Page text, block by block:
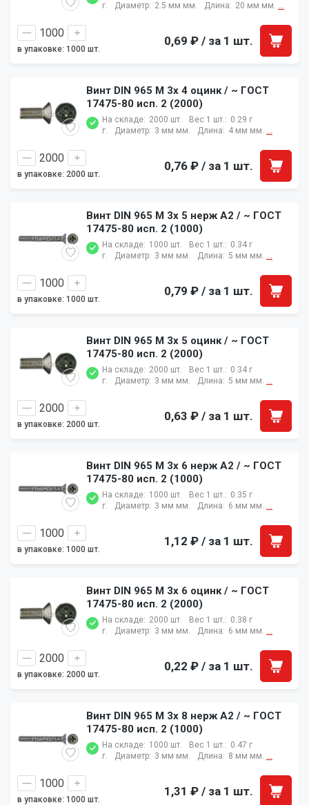
г.
Диаметр: 2.5 мм мм. Длина: 20 мм мм. ...
в упаковке: 1000 шт.
0,69 ₽ / за 1 шт.
Винт DIN 965 M 3x 4 оцинк / ~ ГОСТ
17475-80 исп. 2 (2000)
На складе: 2000 шт. Вес 1 шт.: 0.29 г
г.
Диаметр: 3 мм мм. Длина: 4 мм мм. ...
в упаковке: 2000 шт.
0,76 ₽ / за 1 шт.
Винт DIN 965 M 3x 5 нерж A2 / ~ ГОСТ
17475-80 исп. 2 (1000)
На складе: 1000 шт. Вес 1 шт.: 0.34 г
г.
Диаметр: 3 мм мм. Длина: 5 мм мм. ...
в упаковке: 1000 шт.
0,79 ₽ / за 1 шт.
Винт DIN 965 M 3x 5 оцинк / ~ ГОСТ
17475-80 исп. 2 (2000)
На складе: 2000 шт. Вес 1 шт.: 0.34 г
г.
Диаметр: 3 мм мм. Длина: 5 мм мм. ...
в упаковке: 2000 шт.
0,63 ₽ / за 1 шт.
Винт DIN 965 M 3x 6 нерж A2 / ~ ГОСТ
17475-80 исп. 2 (1000)
На складе: 1000 шт. Вес 1 шт.: 0.35 г
г.
Диаметр: 3 мм мм. Длина: 6 мм мм. ...
в упаковке: 1000 шт.
1,12 ₽ / за 1 шт.
Винт DIN 965 M 3x 6 оцинк / ~ ГОСТ
17475-80 исп. 2 (2000)
На складе: 2000 шт. Вес 1 шт.: 0.38 г
г.
Диаметр: 3 мм мм. Длина: 6 мм мм. ...
в упаковке: 2000 шт.
0,22 ₽ / за 1 шт.
Винт DIN 965 M 3x 8 нерж A2 / ~ ГОСТ
17475-80 исп. 2 (1000)
На складе: 1000 шт. Вес 1 шт.: 0.47 г
г.
Диаметр: 3 мм мм. Длина: 8 мм мм. ...
в упаковке: 1000 шт.
1,31 ₽ / за 1 шт.